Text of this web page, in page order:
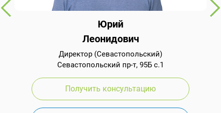
Юрий
Леонидович
Директор (Севастопольский)
Севастопольский пр-т, 95Б с.1
Получить консультацию